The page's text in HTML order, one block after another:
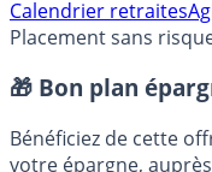
👴 Calendrier AGIRC-
Placement sans
🎁 Bon plan